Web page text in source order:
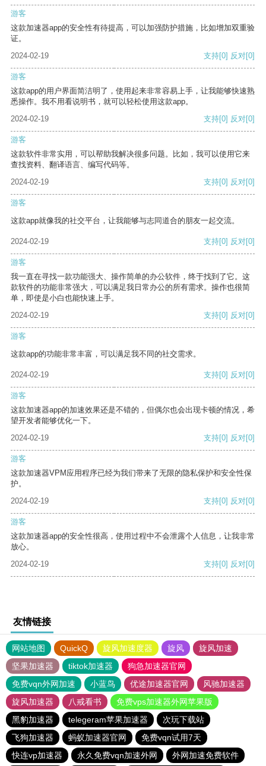
游客
这款加速器app的安全性有待提高，可以加强防护措施，比如增加双重验
证。
2024-02-19
支持[0] 反对[0]
游客
这款app的用户界面简洁明了，使用起来非常容易上手，让我能够快速熟
悉操作。我不用看说明书，就可以轻松使用这款app。
2024-02-19
支持[0] 反对[0]
游客
这款软件非常实用，可以帮助我解决很多问题。比如，我可以使用它来
查找资料、翻译语言、编写代码等。
2024-02-19
支持[0] 反对[0]
游客
这款app就像我的社交平台，让我能够与志同道合的朋友一起交流。
2024-02-19 支持[0] 反对[0]
游客
我一直在寻找一款功能强大、操作简单的办公软件，终于找到了它。这
款软件的功能非常强大，可以满足我日常办公的所有需求。操作也很简
单，即使是小白也能快速上手。
2024-02-19
支持[0] 反对[0]
游客
这款app的功能非常丰富，可以满足我不同的社交需求。
2024-02-19 支持[0] 反对[0]
游客
这款加速器app的加速效果还是不错的，但偶尔也会出现卡顿的情况，希
望开发者能够优化一下。
2024-02-19
支持[0] 反对[0]
游客
这款加速器VPM应用程序已经为我们带来了无限的隐私保护和安全性保
护。
2024-02-19
支持[0] 反对[0]
游客
这款加速器app的安全性很高，使用过程中不会泄露个人信息，让我非常
放心。
2024-02-19
支持[0] 反对[0]
友情链接
网站地图 QuickQ 旋风加速度器 旋风
旋风加速
坚果加速器
tiktok加速器
狗急加速器官网
免费vqn外网加速
小蓝鸟 优途加速器官网
风驰加速器
旋风加速器
八戒看书
免费vps加速器外网苹果版
黑豹加速器
telegeram苹果加速器
次玩下载站
飞狗加速器
蚂蚁加速器官网
免费vqn试用7天
快连vp加速器
永久免费vqn加速外网 外网加速免费软件